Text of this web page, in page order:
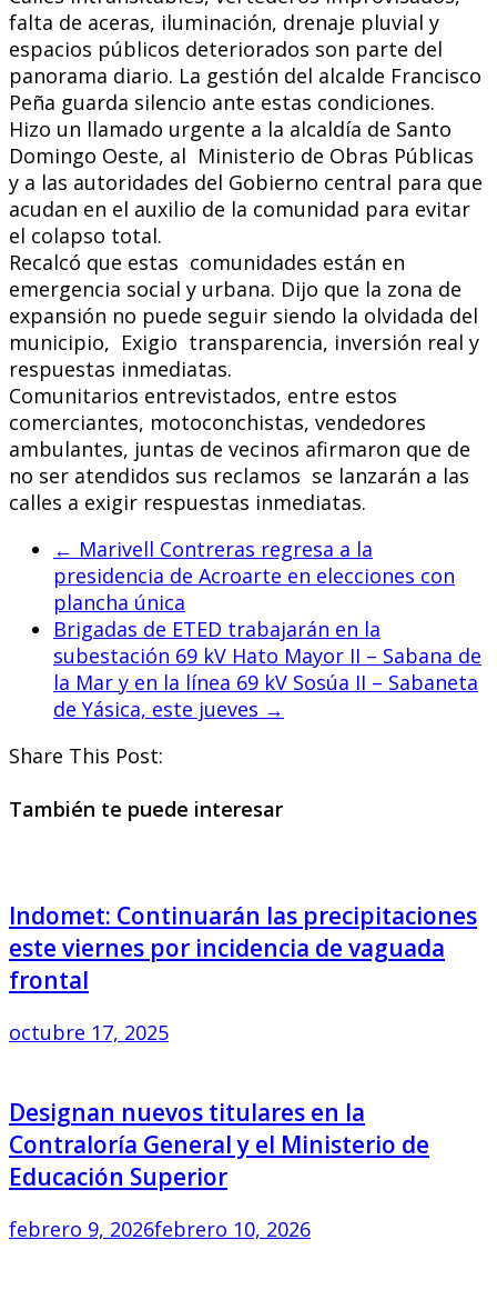
falta de aceras, iluminación, drenaje pluvial y
espacios públicos deteriorados son parte del
panorama diario. La gestión del alcalde Francisco
Peña guarda silencio ante estas condiciones.
Hizo un llamado urgente a la alcaldía de Santo
Domingo Oeste, al Ministerio de Obras Públicas
y a las autoridades del Gobierno central para que
acudan en el auxilio de la comunidad para evitar
el colapso total.
Recalcó que estas comunidades están en
emergencia social y urbana. Dijo que la zona de
expansión no puede seguir siendo la olvidada del
municipio, Exigio transparencia, inversión real y
respuestas inmediatas.
Comunitarios entrevistados, entre estos
comerciantes, motoconchistas, vendedores
ambulantes, juntas de vecinos afirmaron que de
no ser atendidos sus reclamos se lanzarán a las
calles a exigir respuestas inmediatas.
← Marivell Contreras regresa a la
presidencia de Acroarte en elecciones con
plancha única
Brigadas de ETED trabajarán en la
subestación 69 kV Hato Mayor II – Sabana de
la Mar y en la línea 69 kV Sosúa II – Sabaneta
de Yásica, este jueves →
Share This Post:
También te puede interesar
Indomet: Continuarán las precipitaciones
este viernes por incidencia de vaguada
frontal
octubre 17, 2025
Designan nuevos titulares en la
Contraloría General y el Ministerio de
Educación Superior
febrero 9, 2026febrero 10, 2026